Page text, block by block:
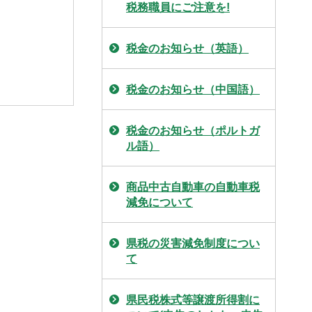
税務職員にご注意を!
税金のお知らせ（英語）
税金のお知らせ（中国語）
税金のお知らせ（ポルトガ
ル語）
商品中古自動車の自動車税
減免について
県税の災害減免制度につい
て
県民税株式等譲渡所得割に